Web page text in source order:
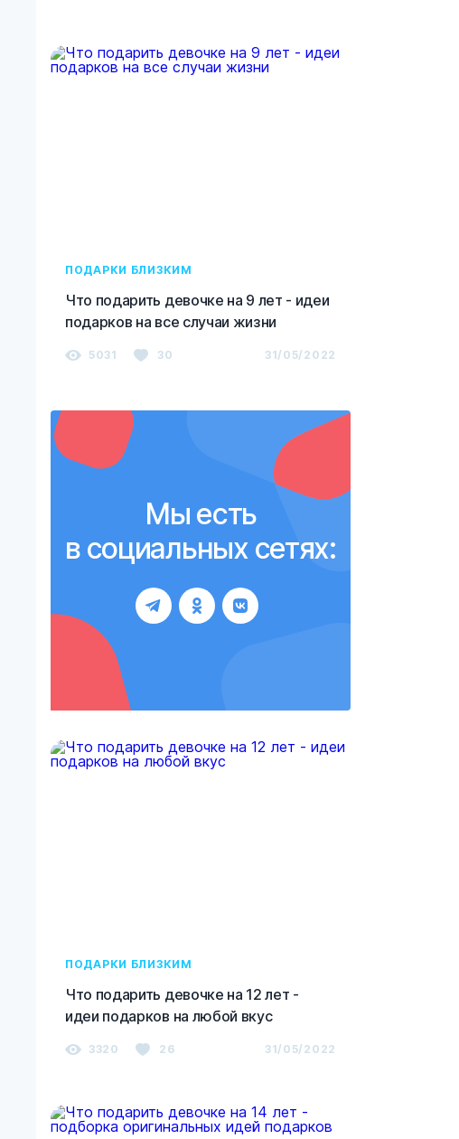
ПОДАРКИ БЛИЗКИМ
Что подарить девочке на 9 лет - идеи
подарков на все случаи жизни
5031 30 31/05/2022
Мы есть
в социальных сетях:
ПОДАРКИ БЛИЗКИМ
Что подарить девочке на 12 лет -
идеи подарков на любой вкус
3320 26 31/05/2022